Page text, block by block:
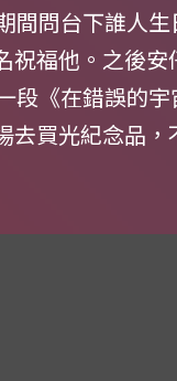
間問台下誰人生
祝福他。之後安
《在錯誤的宇
去買光紀念品，